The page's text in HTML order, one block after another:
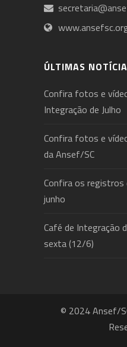
ÚLTIMAS
Confira fotos e
Integração de Julho
Confira fotos e
da Ansef/SC
Confira os registros
junho
Café de Integração
sexta (12/6)
© 2024 Ansef/